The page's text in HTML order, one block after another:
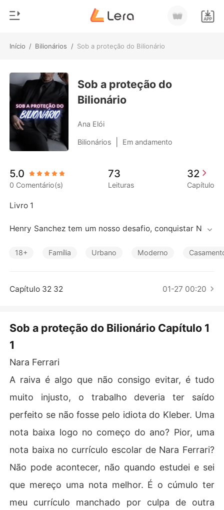
Início / Bilionários / Sob a proteção do Bilionário
Loja
Histórico
Sair
Baixar App
Gênero
Moderno
Lobisomem
Contos
Bilionários
Contos Curtos
Sob a proteção do
Bilionário
Ana Elói
Bilionários Em andamento
5.0
0 Comentário(s)
73
Leituras
32
Capítulo
Livro 1
Henry Sanchez tem um nosso desafio, conquistar Nara
do o mundo dos negócios com 21 anos.
to sob contrato e ela quer casar por amor. Restando par
ndo ser a nova Sra. Sanchez. O bilionário precisa prote
ger a sua amada e abafar os escândalos que estão por
Sanchez.
ra Henry, mas será também quem deixará nosso Bilionár
io um homem apaixonado.
Nara Ferrari, uma jovem herdeira de 24 anos, está prest
es a se formar em ciências contábeis e se casar com H
enry Sanchez, um bilionário sério e poderoso. Ambicios
18+ Família Urbano Moderno
Capítulo 32 32 01-27 00:20
Sob a proteção do Bilionário Capítulo 1
1
Nara Ferrari
A raiva é algo que não consigo evitar, é tudo
muito injusto, o trabalho deveria ter saído
perfeito se não fosse pelo idiota do Kleber. Uma
nota baixa logo no começo do ano? Pior, uma
nota baixa no currículo escolar de Nara Ferrari?
Não pode acontecer, não quando estudei e sei
que mereço uma nota melhor. É o cúmulo ter
meu currículo manchado por culpa de outra